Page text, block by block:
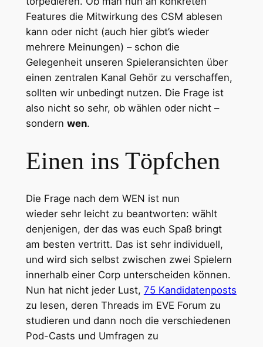
Features die Mitwirkung des CSM ablesen
kann oder nicht (auch hier gibt’s wieder
mehrere Meinungen) – schon die
Gelegenheit unseren Spieleransichten über
einen zentralen Kanal Gehör zu verschaffen,
sollten wir unbedingt nutzen. Die Frage ist
also nicht so sehr, ob wählen oder nicht –
sondern wen.
Einen ins Töpfchen
Die Frage nach dem WEN ist nun
wieder sehr leicht zu beantworten: wählt
denjenigen, der das was euch Spaß bringt
am besten vertritt. Das ist sehr individuell,
und wird sich selbst zwischen zwei Spielern
innerhalb einer Corp unterscheiden können.
Nun hat nicht jeder Lust, 75 Kandidatenposts
zu lesen, deren Threads im EVE Forum zu
studieren und dann noch die verschiedenen
Pod-Casts und Umfragen zu